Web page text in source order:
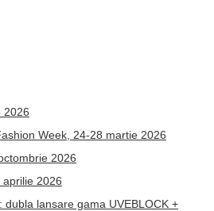
2026
Week, 24-28 martie 2026
2026
aprilie 2026
dubla lansare gama UVEBLOCK +